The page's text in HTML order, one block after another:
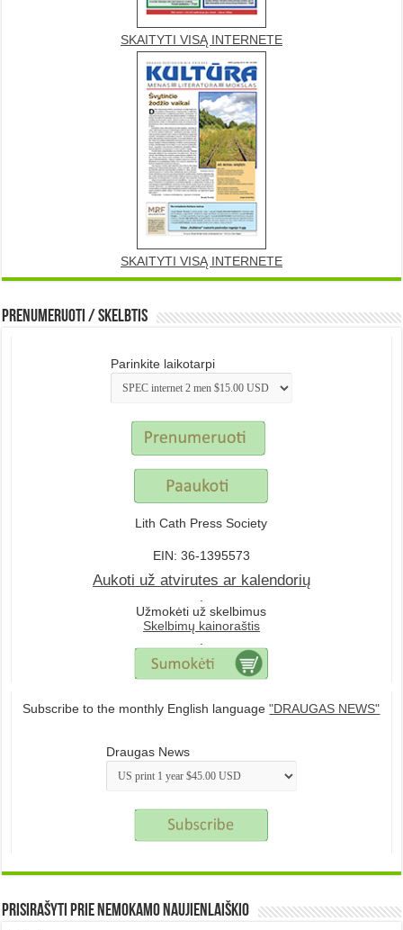
SKAITYTI VISĄ INTERNETE
SKAITYTI VISĄ INTERNETE
Prenumeruoti / Skelbtis
Parinkite laikotarpi
Lith Cath Press Society
EIN: 36-1395573
Aukoti už atvirutes ar kalendorių
Užmokėti už skelbimus
Skelbimų kainoraštis
Subscribe to the monthly English language"DRAUGAS NEWS"
Draugas News
Prisirašyti prie nemokamo naujienlaiškio